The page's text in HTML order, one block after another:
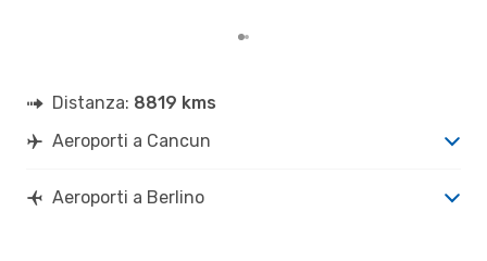
Distanza: 8819 kms
Aeroporti a Cancun
Aeroporti a Berlino